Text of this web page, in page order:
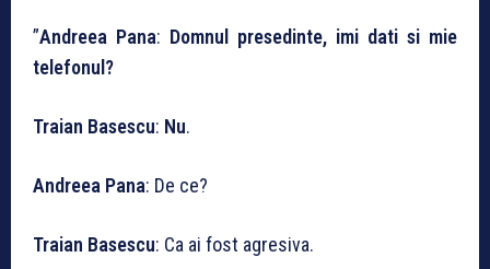
”Andreea Pana: Domnul presedinte, imi dati si mie
telefonul?
Traian Basescu: Nu.
Andreea Pana: De ce?
Traian Basescu: Ca ai fost agresiva.